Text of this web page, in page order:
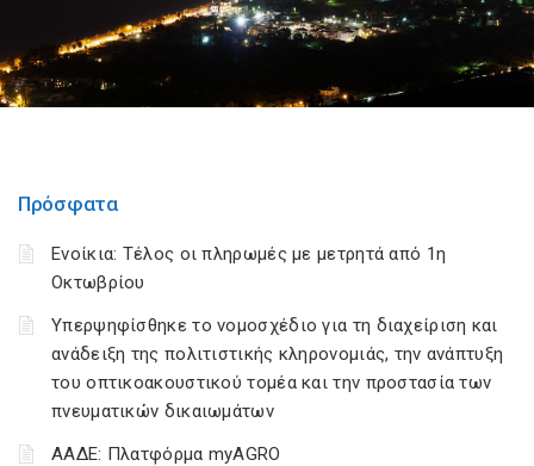
Πρόσφατα
Ενοίκια: Τέλος οι πληρωμές με μετρητά από 1η
Οκτωβρίου
Υπερψηφίσθηκε το νομοσχέδιο για τη διαχείριση και
ανάδειξη της πολιτιστικής κληρονομιάς, την ανάπτυξη
του οπτικοακουστικού τομέα και την προστασία των
πνευματικών δικαιωμάτων
ΑΑΔΕ: Πλατφόρμα myAGRO